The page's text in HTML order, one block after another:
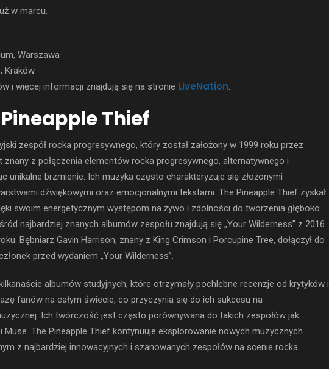
w marcu.
Warszawa
Kraków
i więcej informacji znajdują się na stronie LiveNation.
Thief
zespół rocka progresywnego, który został założony w 1999 roku przez
znany z połączenia elementów rocka progresywnego, alternatywnego i
unikalne brzmienie. Ich muzyka często charakteryzuje się złożonymi
dźwiękowymi oraz emocjonalnymi tekstami. The Pineapple Thief zyskał
swoim energetycznym występom na żywo i zdolności do tworzenia głęboko
najbardziej znanych albumów zespołu znajdują się „Your Wilderness” z 2016
Bębniarz Gavin Harrison, znany z King Crimson i Porcupine Tree, dołączył do
przed wydaniem „Your Wilderness”.
albumów studyjnych, które otrzymały pochlebne recenzje od krytyków i
fanów na całym świecie, co przyczynia się do ich sukcesu na
Ich twórczość jest często porównywana do takich zespołów jak
Muse. The Pineapple Thief kontynuuje eksplorowanie nowych muzycznych
z najbardziej innowacyjnych i szanowanych zespołów na scenie rocka